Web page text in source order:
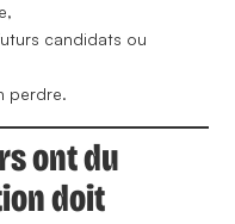
candidats ou
perdre.
ont du
doit